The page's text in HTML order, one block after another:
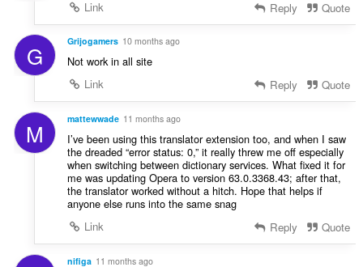
Link
Reply Quote
G Grijogamers 10 months ago
Not work in all site
Link
Reply Quote
M mattewwade 11 months ago
I’ve been using this translator extension too, and when I saw
the dreaded “error status: 0,” it really threw me off especially
when switching between dictionary services. What fixed it for
me was updating Opera to version 63.0.3368.43; after that,
the translator worked without a hitch. Hope that helps if
anyone else runs into the same snag
Link
Reply Quote
nifiga 11 months ago